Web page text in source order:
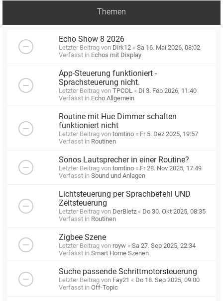
Themen
Echo Show 8 2026
Letzter Beitrag von Dirk12 « Sa 16. Mai 2026, 08:02
Verfasst in Echos mit Display
App-Steuerung funktioniert -
Sprachsteuerung nicht.
Letzter Beitrag von TPCOL « Di 3. Feb 2026, 11:40
Verfasst in Echo Allgemein
Routine mit Hue Dimmer schalten
funktioniert nicht
Letzter Beitrag von tomtino « Fr 5. Dez 2025, 19:57
Verfasst in Routinen
Sonos Lautsprecher in einer Routine?
Letzter Beitrag von tomtino « Fr 28. Nov 2025, 17:49
Verfasst in Sound und Anlagen
Lichtsteuerung per Sprachbefehl UND
Zeitsteuerung
Letzter Beitrag von DerBletz « Do 30. Okt 2025, 08:35
Verfasst in Routinen
Zigbee Szene
Letzter Beitrag von royw « Sa 27. Sep 2025, 22:34
Verfasst in Smart Home Szenen
Suche passende Schrittmotorsteuerung
Letzter Beitrag von Fay21 « Do 18. Sep 2025, 09:00
Verfasst in Off-Topic